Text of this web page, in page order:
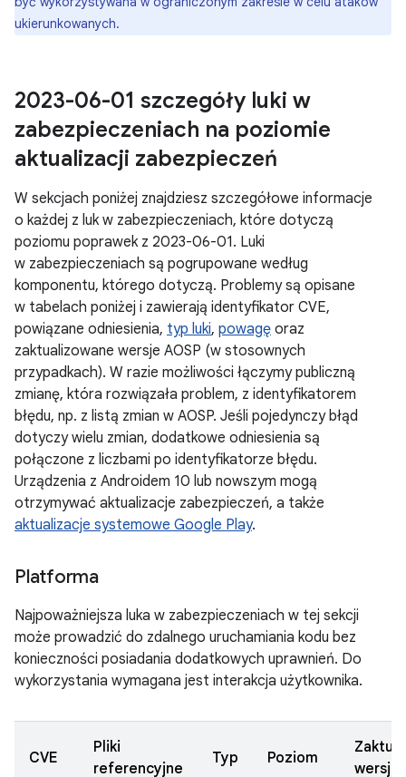
ukierunkowanych.
2023-06-01 szczegóły luki w
zabezpieczeniach na poziomie
aktualizacji zabezpieczeń
W sekcjach poniżej znajdziesz szczegółowe informacje
o każdej z luk w zabezpieczeniach, które dotyczą
poziomu poprawek z 2023-06-01. Luki
w zabezpieczeniach są pogrupowane według
komponentu, którego dotyczą. Problemy są opisane
w tabelach poniżej i zawierają identyfikator CVE,
powiązane odniesienia, typ luki, powagę oraz
zaktualizowane wersje AOSP (w stosownych
przypadkach). W razie możliwości łączymy publiczną
zmianę, która rozwiązała problem, z identyfikatorem
błędu, np. z listą zmian w AOSP. Jeśli pojedynczy błąd
dotyczy wielu zmian, dodatkowe odniesienia są
połączone z liczbami po identyfikatorze błędu.
Urządzenia z Androidem 10 lub nowszym mogą
otrzymywać aktualizacje zabezpieczeń, a także
aktualizacje systemowe Google Play.
Platforma
Najpoważniejsza luka w zabezpieczeniach w tej sekcji
może prowadzić do zdalnego uruchamiania kodu bez
konieczności posiadania dodatkowych uprawnień. Do
wykorzystania wymagana jest interakcja użytkownika.
CVE
Pliki
referencyjne
Typ Poziom
wersje